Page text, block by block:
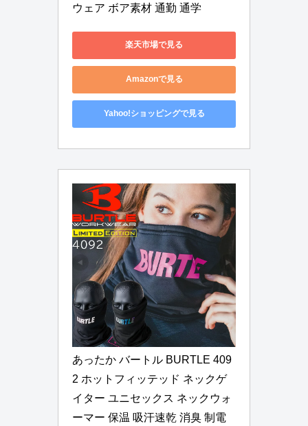
ウェア ボア素材 通勤 通学
楽天市場で見る
Amazonで見る
Yahoo!ショッピングで見る
あったか バートル BURTLE 409
2 ホットフィッテッド ネックゲ
イター ユニセックス ネックウォ
ーマー 保温 吸汗速乾 消臭 制電